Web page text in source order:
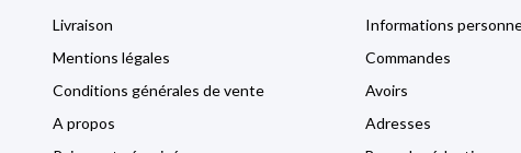
Livraison
Mentions légales
Conditions générales de vente
A propos
Informations
Commandes
Avoirs
Adresses